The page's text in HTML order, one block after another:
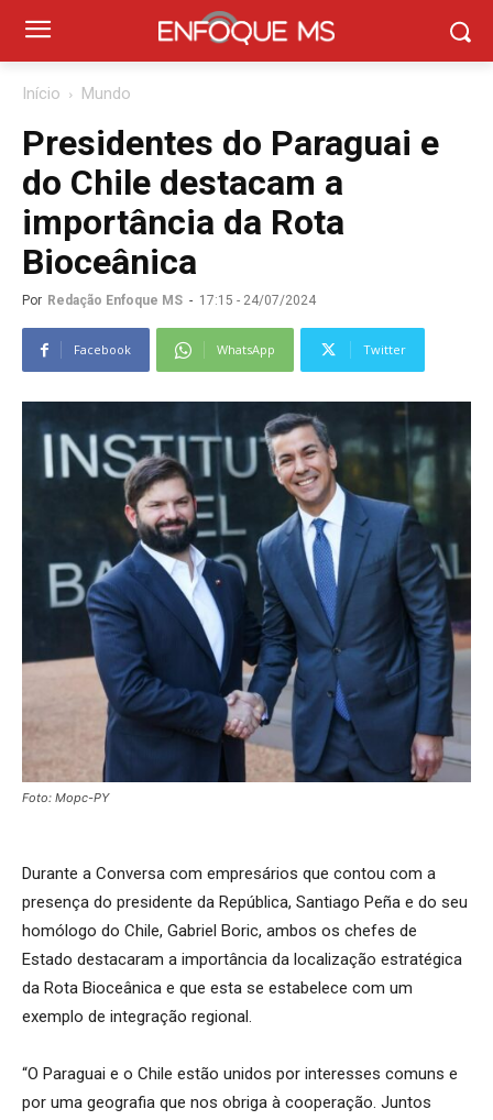
Início Mundo
Presidentes do Paraguai e
do Chile destacam a
importância da Rota
Bioceânica
Por Redação Enfoque MS - 17:15 - 24/07/2024
Facebook WhatsApp Twitter
Foto: Mopc-PY
Durante a Conversa com empresários que contou com a
presença do presidente da República, Santiago Peña e do seu
homólogo do Chile, Gabriel Boric, ambos os chefes de
Estado destacaram a importância da localização estratégica
da Rota Bioceânica e que esta se estabelece com um
exemplo de integração regional.
“O Paraguai e o Chile estão unidos por interesses comuns e
por uma geografia que nos obriga à cooperação. Juntos